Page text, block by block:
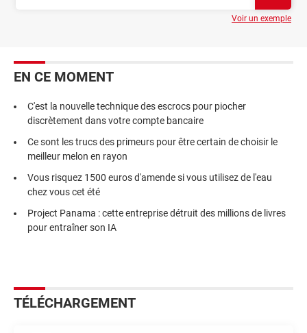
Voir un exemple
EN CE MOMENT
C'est la nouvelle technique des escrocs pour piocher
discrètement dans votre compte bancaire
Ce sont les trucs des primeurs pour être certain de choisir le
meilleur melon en rayon
Vous risquez 1500 euros d'amende si vous utilisez de l'eau
chez vous cet été
Project Panama : cette entreprise détruit des millions de livres
pour entraîner son IA
TÉLÉCHARGEMENT